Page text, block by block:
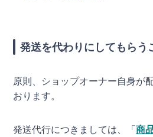
発送を代わりにしてもらう
原則、ショップオーナー自身が
おります。
発送代行につきましては、「商